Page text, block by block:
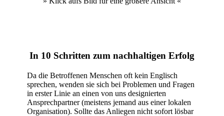
In 10 Schritten zum nachhaltigen Erfolg
Da die Betroffenen Menschen oft kein Englisch
sprechen, wenden sie sich bei Problemen und Fragen
in erster Linie an einen von uns designierten
Ansprechpartner (meistens jemand aus einer lokalen
Organisation). Sollte das Anliegen nicht sofort lösbar